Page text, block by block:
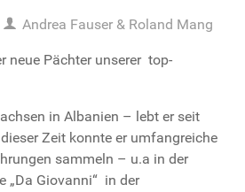
Andrea Fauser & Roland Mang
neue Pächter unserer top-
in Albanien – lebt er seit
Zeit konnte er umfangreiche
sammeln – u.a in der
„Da Giovanni“ in der